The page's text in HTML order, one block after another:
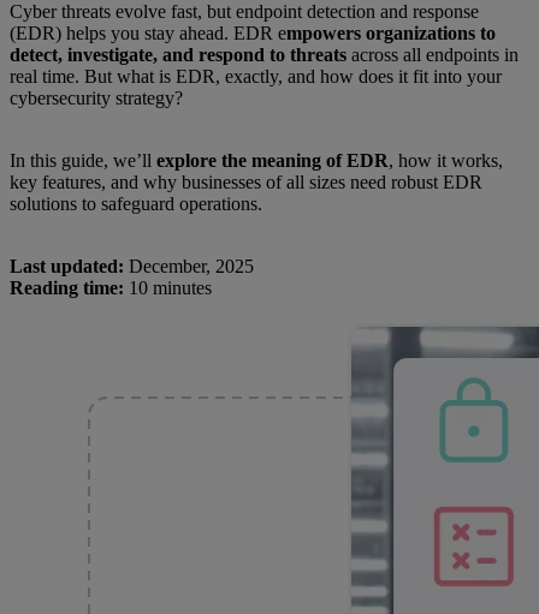
Cyber threats evolve fast, but endpoint detection and response
(EDR) helps you stay ahead. EDR empowers organizations to
detect, investigate, and respond to threats across all endpoints in
real time. But what is EDR, exactly, and how does it fit into your
cybersecurity strategy?
In this guide, we’ll explore the meaning of EDR, how it works,
key features, and why businesses of all sizes need robust EDR
solutions to safeguard operations.
Last updated: December, 2025
Reading time: 10 minutes